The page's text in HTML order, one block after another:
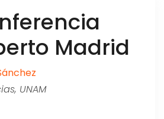
Madrid
UNAM